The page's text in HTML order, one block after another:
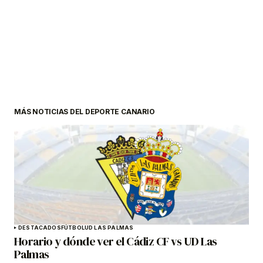
MÁS NOTICIAS DEL DEPORTE CANARIO
DESTACADOSFÚTBOLUD LAS PALMAS
Horario y dónde ver el Cádiz CF vs UD Las
Palmas